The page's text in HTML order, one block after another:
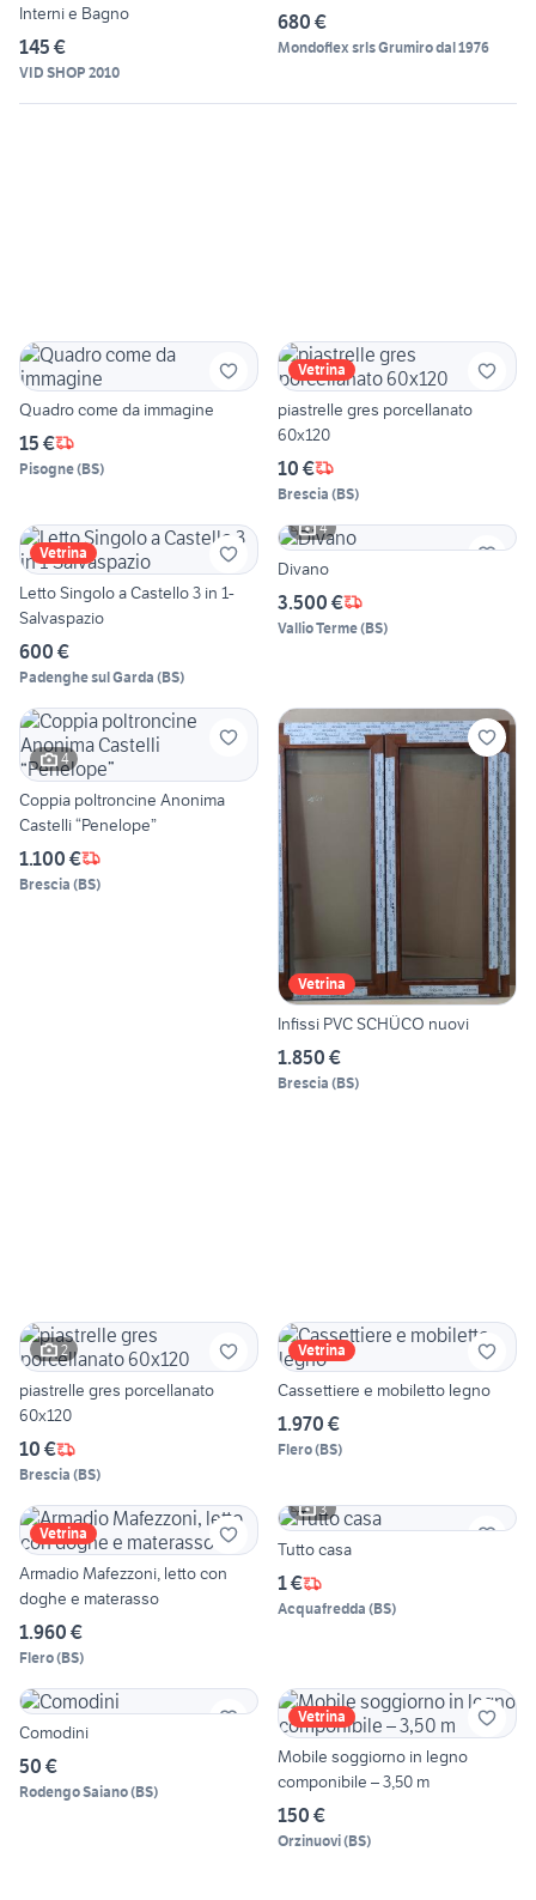
Interni e Bagno
145 €
VID SHOP 2010
680 €
Mondoflex srls Grumiro dal 1976
Quadro come da immagine
15 €
Pisogne(BS)
Vetrina
piastrelle gres porcellanato
60x120
10 €
Brescia (BS)
Vetrina
Letto Singolo a Castello 3 in 1-
Salvaspazio
600 €
Padenghe sul Garda (BS)
4
Divano
3.500 €
Vallio Terme(BS)
4
Coppia poltroncine Anonima
Castelli “Penelope”
1.100 €
Brescia (BS)
Vetrina
Infissi PVC SCHÜCO nuovi
1.850 €
Brescia (BS)
2
piastrelle gres porcellanato
60x120
10 €
Brescia (BS)
Vetrina
Cassettiere e mobiletto legno
1.970 €
Flero(BS)
Vetrina
Armadio Mafezzoni, letto con
doghe e materasso
1.960 €
Flero(BS)
3
Tutto casa
1 €
Acquafredda (BS)
Comodini
50 €
Rodengo Saiano(BS)
Vetrina
Mobile soggiorno in legno
componibile – 3,50 m
150 €
Orzinuovi(BS)